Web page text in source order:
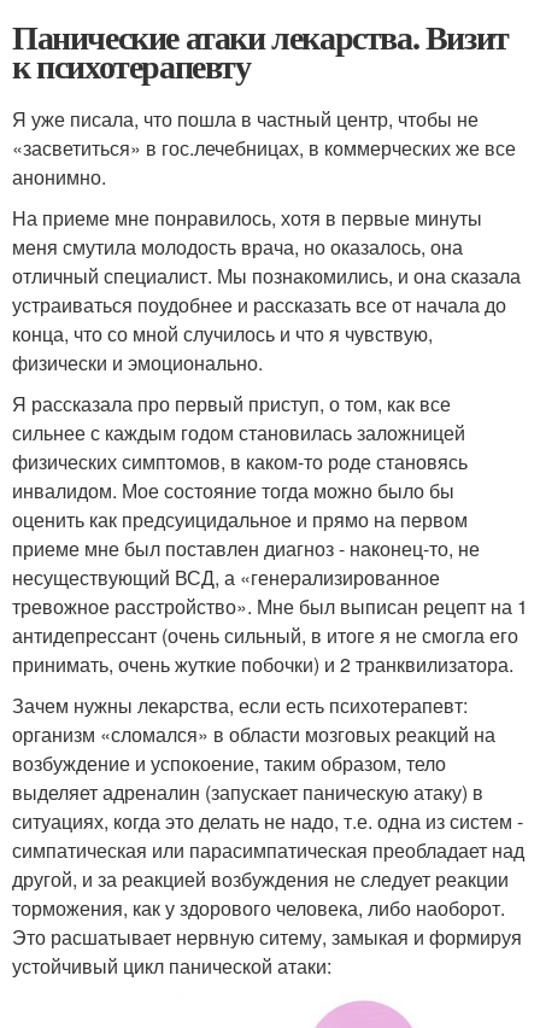
Панические атаки лекарства. Визит
к психотерапевту
Я уже писала, что пошла в частный центр, чтобы не
«засветиться» в гос.лечебницах, в коммерческих же все
анонимно.
На приеме мне понравилось, хотя в первые минуты
меня смутила молодость врача, но оказалось, она
отличный специалист. Мы познакомились, и она сказала
устраиваться поудобнее и рассказать все от начала до
конца, что со мной случилось и что я чувствую,
физически и эмоционально.
Я рассказала про первый приступ, о том, как все
сильнее с каждым годом становилась заложницей
физических симптомов, в каком-то роде становясь
инвалидом. Мое состояние тогда можно было бы
оценить как предсуицидальное и прямо на первом
приеме мне был поставлен диагноз - наконец-то, не
несуществующий ВСД, а «генерализированное
тревожное расстройство». Мне был выписан рецепт на 1
антидепрессант (очень сильный, в итоге я не смогла его
принимать, очень жуткие побочки) и 2 транквилизатора.
Зачем нужны лекарства, если есть психотерапевт:
организм «сломался» в области мозговых реакций на
возбуждение и успокоение, таким образом, тело
выделяет адреналин (запускает паническую атаку) в
ситуациях, когда это делать не надо, т.е. одна из систем -
симпатическая или парасимпатическая преобладает над
другой, и за реакцией возбуждения не следует реакции
торможения, как у здорового человека, либо наоборот.
Это расшатывает нервную ситему, замыкая и формируя
устойчивый цикл панической атаки: